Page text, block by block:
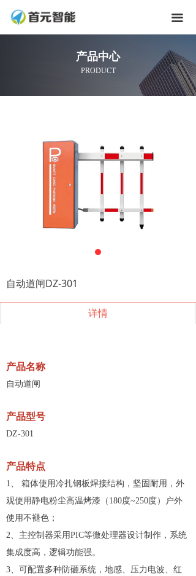
끀
自动道闸DZ-301
详情
产品名称
自动道闸
产品型号
DZ-301
产品特点
1、 箱体使用冷扎钢板焊接结构，坚固耐用，外
观使用静电粉尘高温烤漆（180度~250度）户外
使用不褪色；
2、主控制器采用PIC等微处理器设计制作，系统
集成度高，逻辑功能强。
3、可配置多种防砸系统，地感、压力电波、红
产品中心
PRODUCT